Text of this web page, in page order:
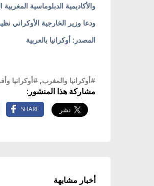
والأكاديمية الدبلوماسية
ودعا وزير الخارجية الأوكراني
المصدر: أوكرانيا بالعربية
#أوكرانيا والمغرب, #أوكرانيا
مشاركة هذا المنشور:
SHARE
أخبار مشابهة